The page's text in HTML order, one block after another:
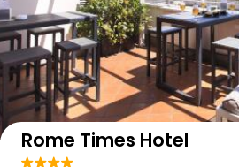
Rome Times Hotel